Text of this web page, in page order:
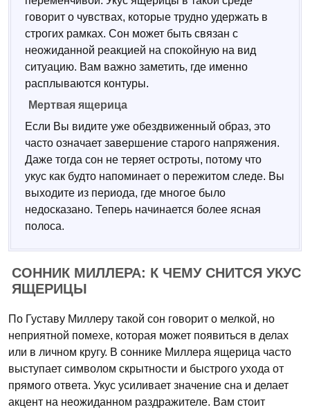
говорит о чувствах, которые трудно удержать в
строгих рамках. Сон может быть связан с
неожиданной реакцией на спокойную на вид
ситуацию. Вам важно заметить, где именно
расплываются контуры.
Мертвая ящерица
Если Вы видите уже обездвиженный образ, это
часто означает завершение старого напряжения.
Даже тогда сон не теряет остроты, потому что
укус как будто напоминает о пережитом следе. Вы
выходите из периода, где многое было
недосказано. Теперь начинается более ясная
полоса.
СОННИК МИЛЛЕРА: К ЧЕМУ СНИТСЯ УКУС
ЯЩЕРИЦЫ
По Густаву Миллеру такой сон говорит о мелкой, но
неприятной помехе, которая может появиться в делах
или в личном кругу. В соннике Миллера ящерица часто
выступает символом скрытности и быстрого ухода от
прямого ответа. Укус усиливает значение сна и делает
акцент на неожиданном раздражителе. Вам стоит